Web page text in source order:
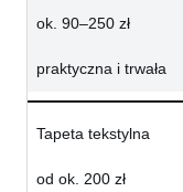
ok. 90–250 zł
praktyczna i trwała
Tapeta tekstylna
od ok. 200 zł